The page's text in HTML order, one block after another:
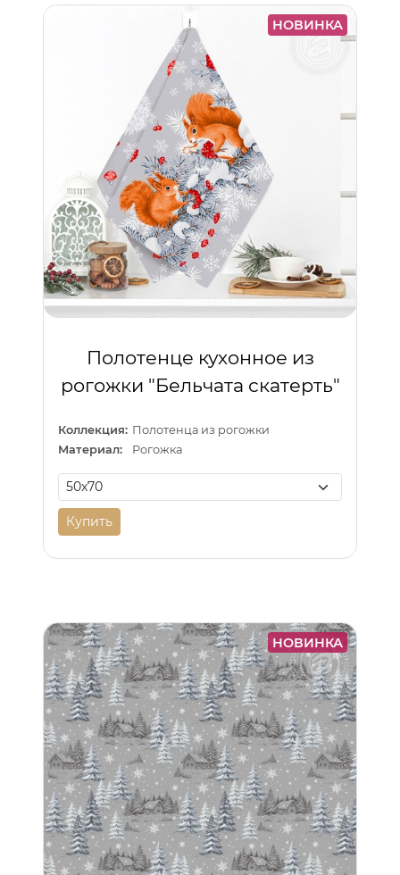
НОВИНКА
Полотенце кухонное из
рогожки "Бельчата скатерть"
Коллекция: Полотенца из рогожки
Материал:
Рогожка
Купить
НОВИНКА